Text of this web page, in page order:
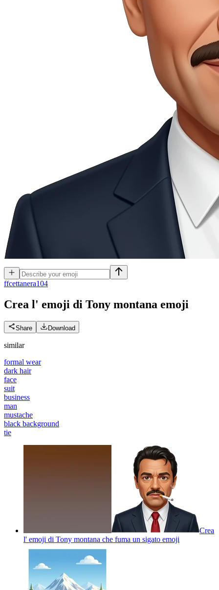
ffcettanera104
Crea l' emoji di Tony montana emoji
Share Download
similar
formal wear
dark hair
face
suit
business
man
mustache
black background
tie
Crea
l' emoji di Tony montana che fuma un sigato emoji